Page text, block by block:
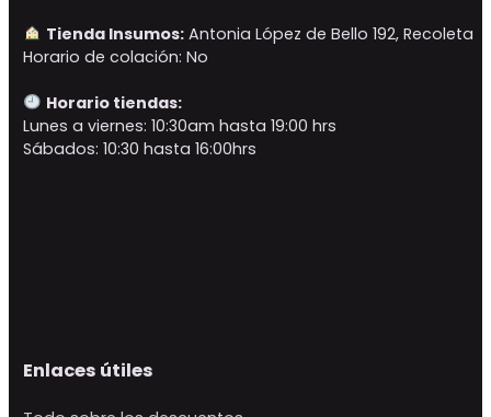
Tienda Insumos:Antonia López de Bello 192, Recoleta
Horario de colación: No
Horario tiendas:
Lunes a viernes: 10:30am hasta 19:00 hrs
Sábados: 10:30 hasta 16:00hrs
Enlaces útiles